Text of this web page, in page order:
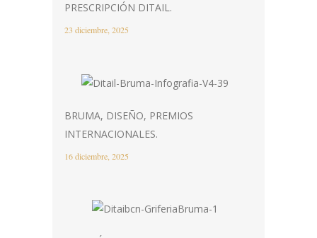
PRESCRIPCIÓN DITAIL.
23 diciembre, 2025
BRUMA, DISEÑO, PREMIOS
INTERNACIONALES.
16 diciembre, 2025